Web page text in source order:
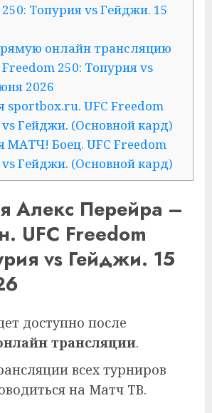
Топурия vs Гейджи. 15
онлайн трансляцию
250: Топурия vs
2026
sportbox.ru. UFC Freedom
Гейджи. (Основной кард)
МАТЧ! Боец. UFC Freedom
Гейджи. (Основной кард)
Алекс Перейра –
UFC Freedom
vs Гейджи. 15
доступно после
трансляции.
всех турниров
на Матч ТВ.